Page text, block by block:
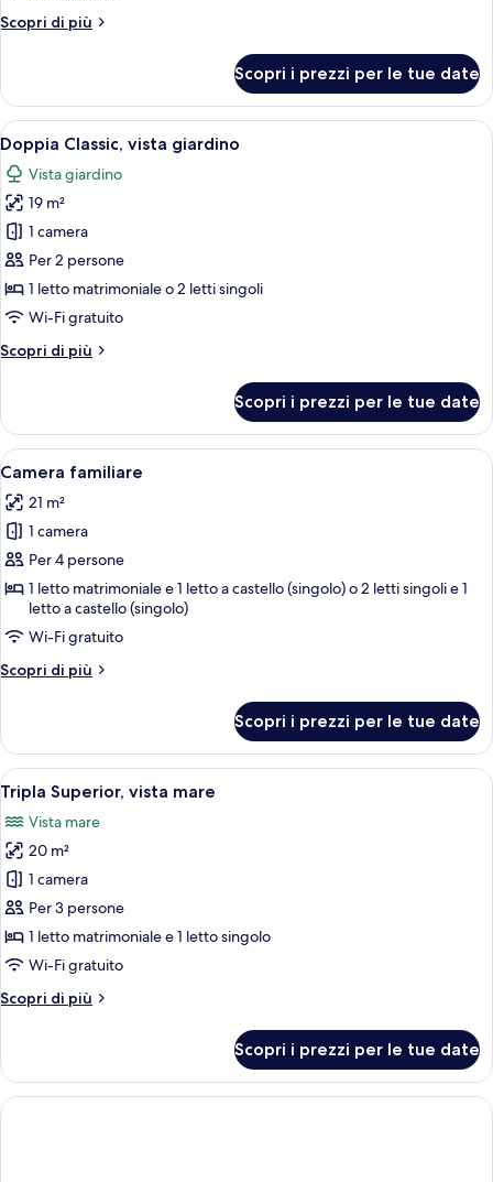
View
Scopri di più
Altri
Double
Side
Sea
View
Scopri i prezzi per le tue date
Apri
tutte
le
foto
per
Doppia
Classic,
vista
giardino
Camera d'albergo con due letti, un
5
Doppia Classic, vista giardino
Vista giardino
19 m²
1 camera
Per 2 persone
1 letto matrimoniale o 2 letti singoli
Wi-Fi gratuito
Scopri di più
Altri
Classic,
vista
giardino
Scopri i prezzi per le tue date
Apri
tutte
le
foto
per
Camera
familiare
Una camera d'albergo con un letto
7
Camera familiare
21 m²
1 camera
Per 4 persone
1 letto matrimoniale e 1 letto a castello (singolo) o 2 letti singoli e 1
letto a castello (singolo)
Wi-Fi gratuito
Scopri di più
Altri
familiare
Scopri i prezzi per le tue date
Apri
tutte
le
foto
per
Tripla
Superior,
vista
Una camera d'albergo con un letto,
5
Tripla Superior, vista mare
Vista mare
20 m²
1 camera
Per 3 persone
1 letto matrimoniale e 1 letto singolo
Wi-Fi gratuito
Scopri di più
Altri
Superior,
vista
mare
Scopri i prezzi per le tue date